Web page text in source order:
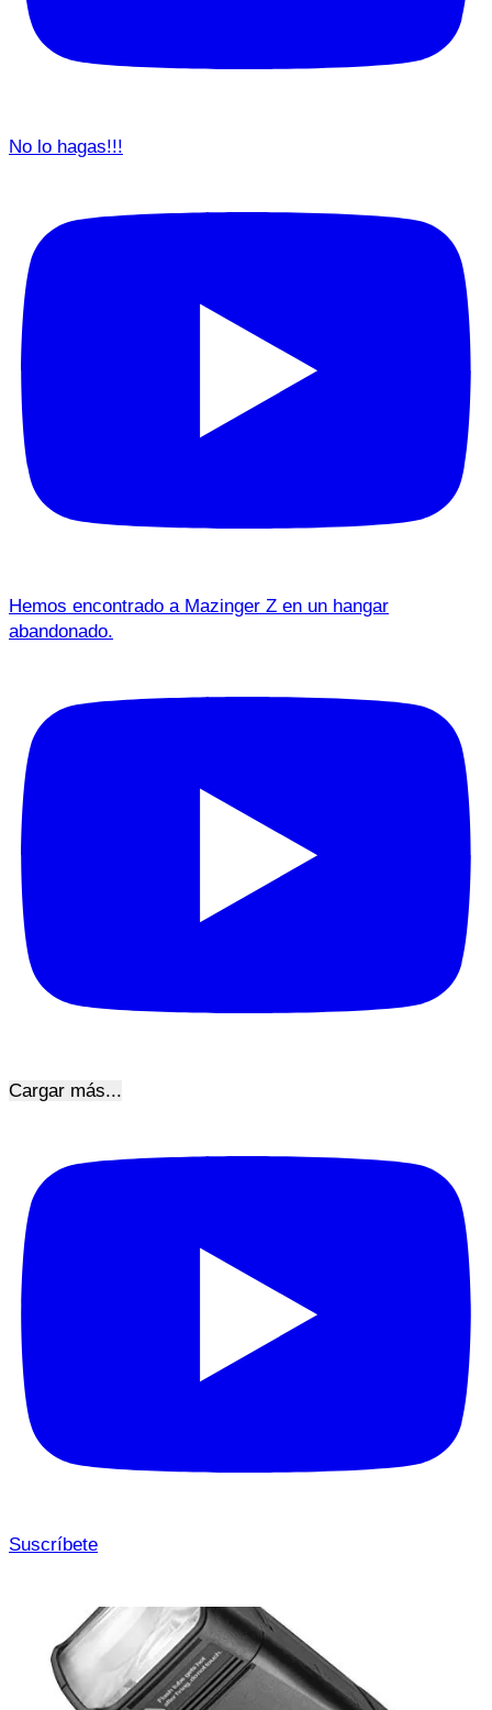
No lo hagas!!!
Hemos encontrado a Mazinger Z en un hangar
abandonado.
Cargar más...
Suscríbete